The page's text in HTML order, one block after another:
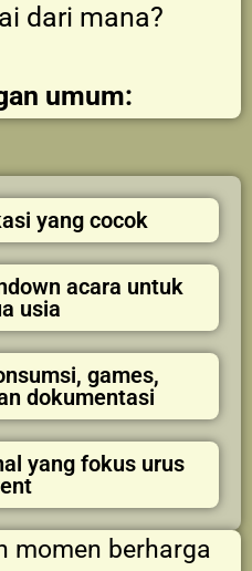
dari mana?
umum:
yang cocok
acara untuk
usia
games,
dokumentasi
yang fokus urus
momen berharga